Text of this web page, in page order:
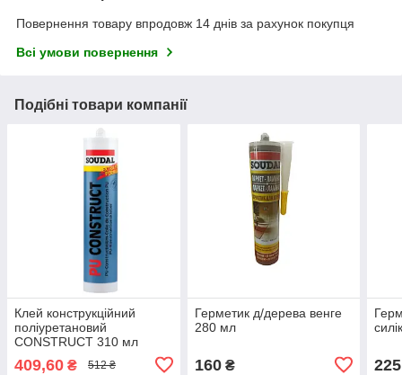
Повернення товару впродовж 14 днів за рахунок покупця
Всі умови повернення
Подібні товари компанії
Клей конструкційний
поліуретановий
CONSTRUCT 310 мл
409,60 ₴ 512 ₴
Герметик д/дерева венге
280 мл
160₴ 225